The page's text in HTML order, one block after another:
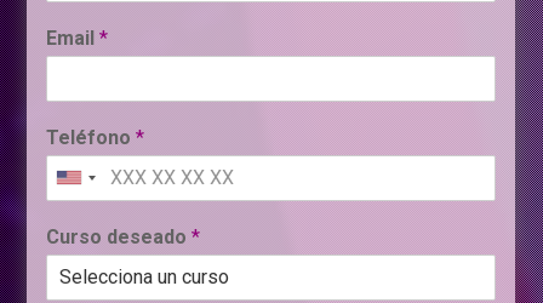
Email *
Teléfono *
Curso deseado *